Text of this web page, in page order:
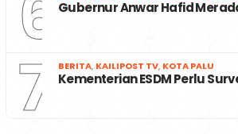
Gubernur Anwar Hafid
7 BERITA, KAILIPOST TV, KOTA PALU
Kementerian ESDM Perlu